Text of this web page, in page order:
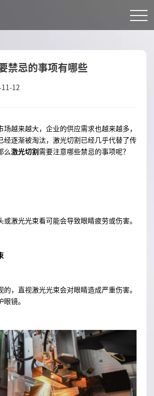
禁忌的事项有哪些
12
场越来越大，企业的供应需求也越来越多，
经逐渐被淘汰，激光切割已经几乎代替了传
么激光切割需要注意哪些禁忌的事项呢？
激光光束看可能会导致眼睛疲劳或伤害。
，直视激光光束会对眼睛造成严重伤害。
镜。